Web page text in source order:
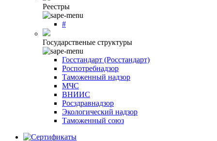
Реестры
#
Государственые структуры
Госстандарт (Росстандарт)
Роспотребнадзор
Таможенный надзор
МЧС
ВНИИС
Росздравнадзор
Экологический надзор
Таможенный союз